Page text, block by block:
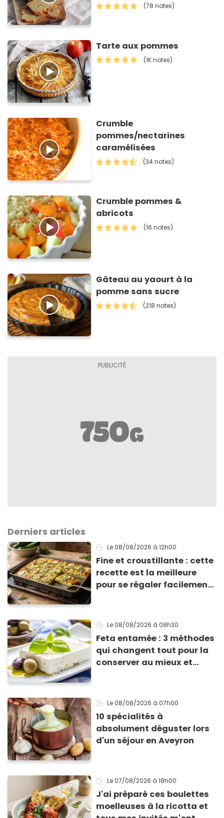
(78 notes)
Tarte aux pommes
(1K notes)
Crumble
pommes/nectarines
caramélisées
(34 notes)
Crumble pommes &
abricots
(16 notes)
Gâteau au yaourt à la
pomme sans sucre
(218 notes)
Derniers articles
Le 08/08/2026 à 12h00
Fine et croustillante : cette
recette est la meilleure
pour se régaler facilement
Le 08/08/2026 à 08h30
Feta entamée : 3 méthodes
qui changent tout pour la
conserver au mieux et
Le 08/08/2026 à 07h00
10 spécialités à
absolument déguster lors
d'un séjour en Aveyron
Le 07/08/2026 à 18h00
J'ai préparé ces boulettes
moelleuses à la ricotta et